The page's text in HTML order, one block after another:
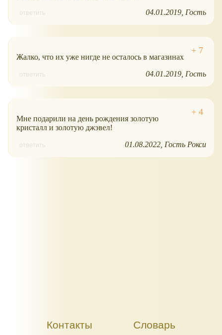
ответить 04.01.2019 Гость
Жалко, что их уже нигде не осталось в магазинах
ответить 04.01.2019 Гость
Мне подарили на день рождения золотую
кристалл и золотую джэвел!
ответить 01.08.2022 Гость Рокси
Контакты Словарь